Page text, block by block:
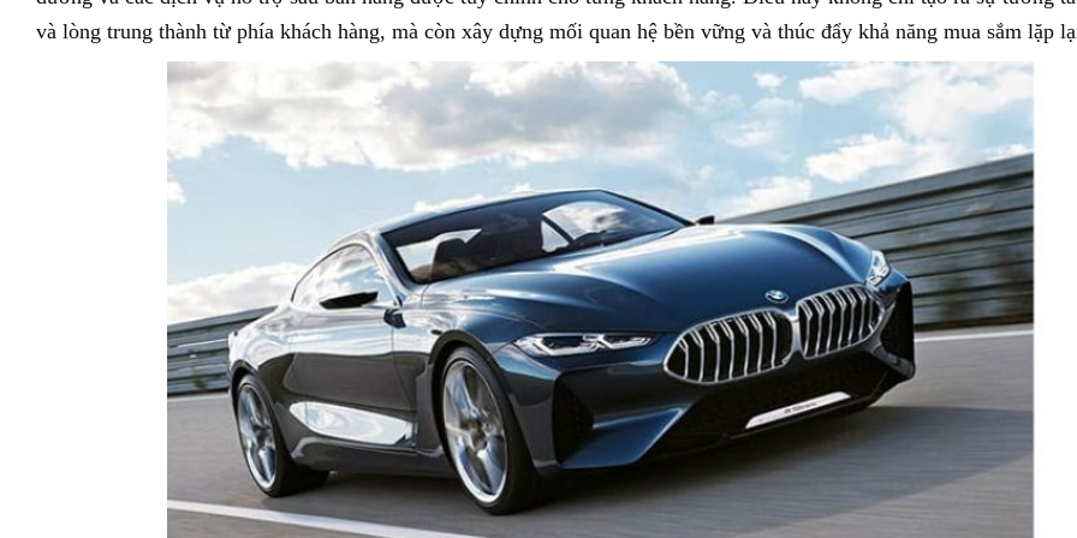
và lòng trung thành từ phía khách hàng, mà còn xây dựng mối quan hệ bền vững và thúc đẩy khả năng mua sắm lặp